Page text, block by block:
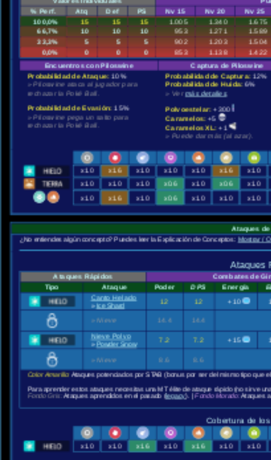
% Perf.
Atq Def PS Nv 15 Nv 20
Nv 25
100,0%
15 15 15 1.005 1.340
1.675
66,7%
10 10 10 953 1.271
1.589
33,3%
5 5 5 902 1.203
1.504
0,0%
0 0 0 853 1.138
1.422
Encuentros con Piloswine
Captura de Piloswine
Probabilidad de Ataque: 10%
» Piloswine ataca al jugador para
rechazar la Poké Ball.
Probabilidad de Evasión: 15%
» Piloswine pega un salto para
rechazar la Poké Ball.
Probabilidad de Captura: 12%
Probabilidad de Huida:6%
» Vermás detalles.
Polvoestelar: +300
Caramelos:+5
Caramelos XL: +1
» Puede dar más (al azar).
x1.0 x1.6 x1.0 x1.0 x1.0 x1.6
x1.0
x1.0
x1.0 x1.0 x0.6 x1.0 x0.6
x1.0
x1.0
x1.6 x1.0 x0.6 x1.0 x1.0 x1.0
Ataques
¿No entiendes algún concepto? Puedes leer la Explicación de Conceptos: Mostrar /
Ataques
Ataques Rápidos
Combates de
Tipo
Ataque Poder DPS Energía
Canto Helado
»Ice Shard 12 12 +10
» Nieve 14.4
14.4
Nieve Polvo
»Powder Snow 7.2 7.2 +15
»Nieve 8.6 8.6
Color Amarillo: Ataques potenciados por STAB (bonus por ser del mismo tipo que
Para aprender estos ataques necesitas una MT élite de ataque rápido (no sirve
Fondo Gris:Ataques aprendidos en el pasado (legacy). |Fondo Morado:Ataques
Cobertura de
x1.0 x1.0 x1.6 x1.0 x1.6 x1.0 x1.0